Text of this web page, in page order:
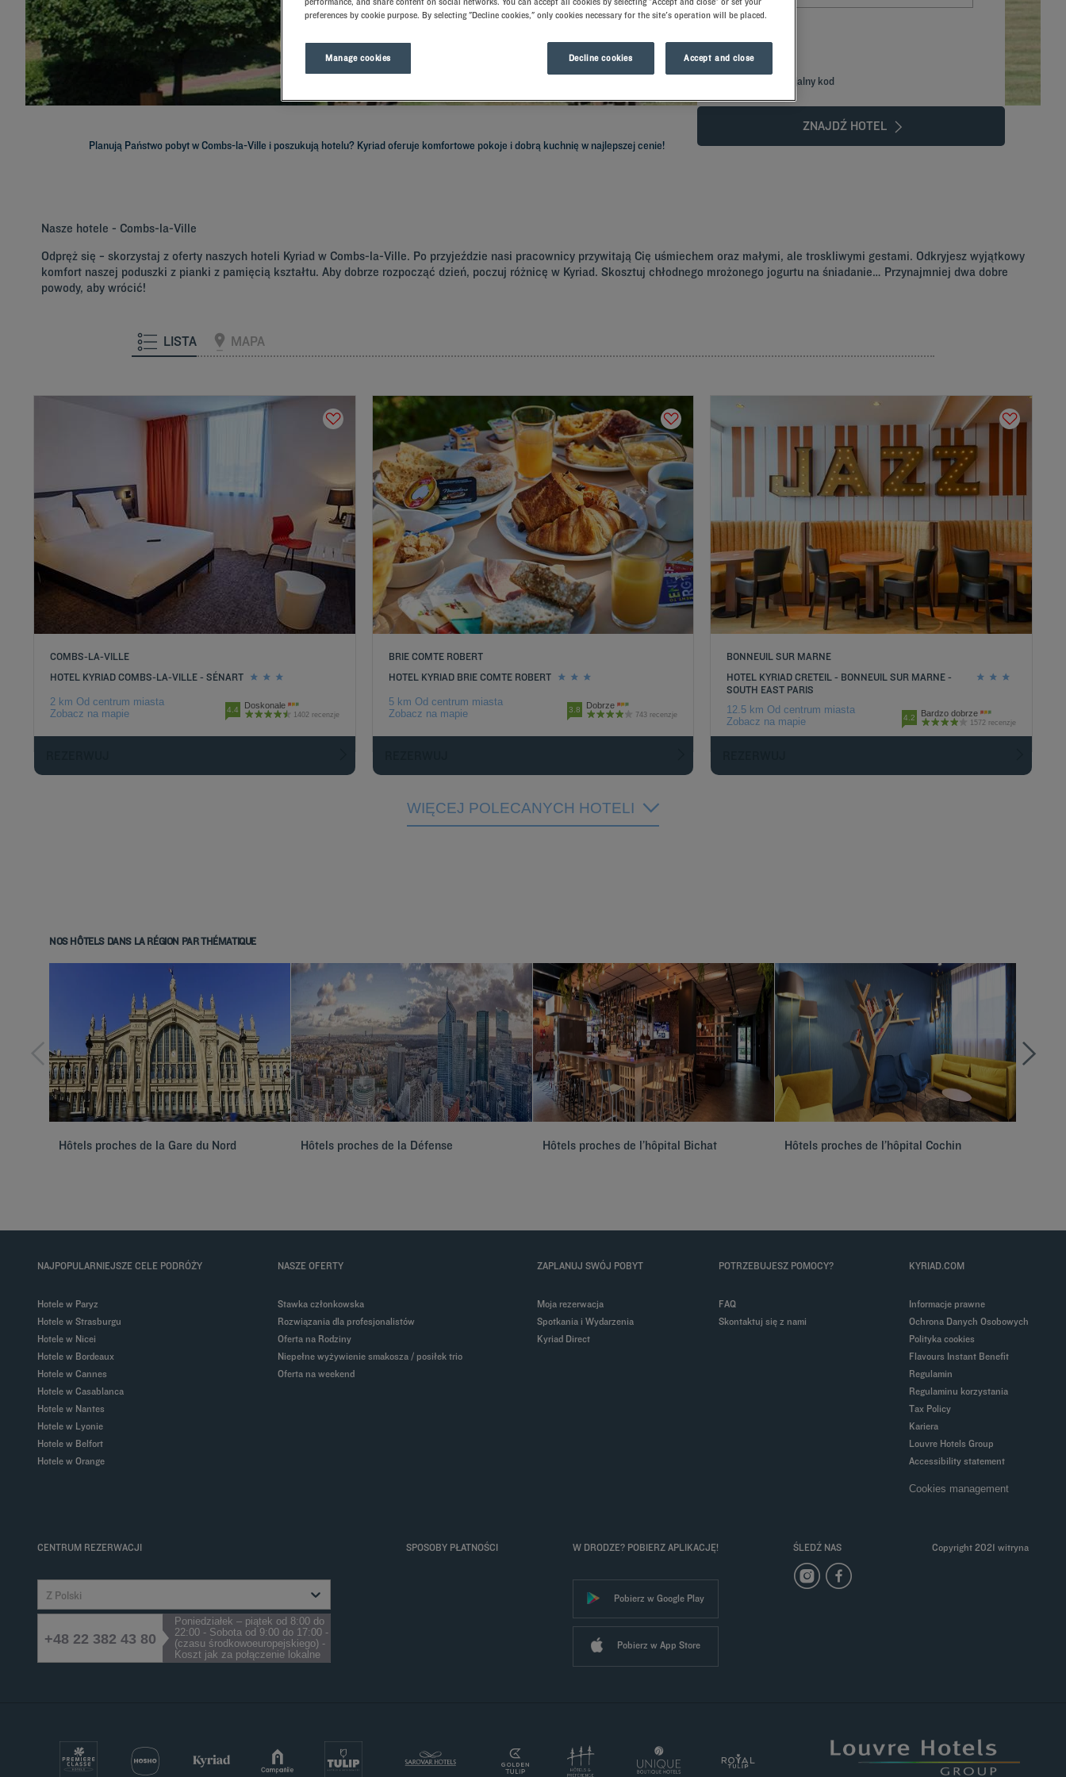
ZNAJDŹ HOTEL
Dodaj specjalny kod
Planują Państwo pobyt w Combs-la-Ville i poszukują hotelu? Kyriad oferuje komfortowe pokoje i dobrą kuchnię w najlepszej cenie!
Nasze hotele - Combs-la-Ville
Odpręż się − skorzystaj z oferty naszych hoteli Kyriad w Combs-la-Ville. Po przyjeździe nasi pracownicy przywitają Cię uśmiechem oraz małymi, ale troskliwymi gestami. Odkryjesz wyjątkowy
komfort naszej poduszki z pianki z pamięcią kształtu. Aby dobrze rozpocząć dzień, poczuj różnicę w Kyriad. Skosztuj chłodnego mrożonego jogurtu na śniadanie… Przynajmniej dwa dobre
powody, aby wrócić!
LISTA MAPA
COMBS-LA-VILLE
HOTEL KYRIAD COMBS-LA-VILLE - SÉNART
2 km Od centrum miasta
Zobacz na mapie
4.4 Doskonale
1402 recenzje
BRIE COMTE ROBERT
HOTEL KYRIAD BRIE COMTE ROBERT
5 km Od centrum miasta
Zobacz na mapie
3.8 Dobrze
743 recenzje
BONNEUIL SUR MARNE
HOTEL KYRIAD CRETEIL - BONNEUIL SUR MARNE -
SOUTH EAST PARIS
12.5 km Od centrum miasta
Zobacz na mapie
4.2 Bardzo dobrze
1572 recenzje
WIĘCEJ POLECANYCH HOTELI
NOS HÔTELS DANS LA RÉGION PAR THÉMATIQUE
Hôtels proches de la Gare du Nord Hôtels proches de la Défense Hôtels proches de l’hôpital Bichat Hôtels proches de l’hôpital Cochin
NAJPOPULARNIEJSZE CELE PODRÓŻY
Hotele w Paryz
Hotele w Strasburgu
Hotele w Nicei
Hotele w Bordeaux
Hotele w Cannes
Hotele w Casablanca
Hotele w Nantes
Hotele w Lyonie
Hotele w Belfort
Hotele w Orange
NASZE OFERTY
Stawka członkowska
Rozwiązania dla profesjonalistów
Oferta na Rodziny
Niepełne wyżywienie smakosza / posiłek trio
Oferta na weekend
ZAPLANUJ SWÓJ POBYT
Moja rezerwacja
Spotkania i Wydarzenia
Kyriad Direct
POTRZEBUJESZ POMOCY?
FAQ
Skontaktuj się z nami
KYRIAD.COM
Informacje prawne
Ochrona Danych Osobowych
Polityka cookies
Flavours Instant Benefit
Regulamin
Regulaminu korzystania
Tax Policy
Kariera
Louvre Hotels Group
Accessibility statement
Cookies management
CENTRUM REZERWACJI
Z Polski
+48 22 382 43 80
Poniedziałek – piątek od 8:00 do
22:00 - Sobota od 9:00 do 17:00 -
(czasu środkowoeuropejskiego) -
Koszt jak za połączenie lokalne
SPOSOBY PŁATNOŚCI W DRODZE? POBIERZ APLIKACJĘ!
Pobierz w Google Play
Pobierz w App Store
ŚLEDŹ NAS Copyright 2021 witryna
preferences by cookie purpose. By selecting "Decline cookies," only cookies necessary for the site's operation will be placed.
Manage cookies Decline cookies Accept and close